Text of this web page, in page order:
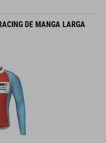
DE MANGA LARGA